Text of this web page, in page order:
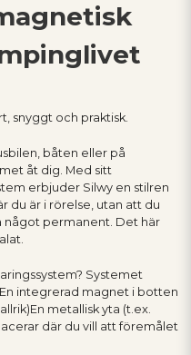
snyggt och praktisk.
båten eller på
åt dig. Med sitt
erbjuder Silwy en stilren
du är i rörelse, utan att du
något permanent. Det här
Systemet
integrerad magnet i botten
metallisk yta (t.ex.
där du vill att föremålet